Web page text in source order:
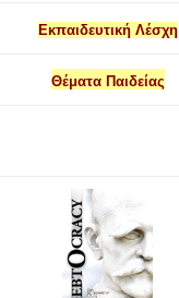
Εκπαιδευτική Λέσχη
Θέματα Παιδείας